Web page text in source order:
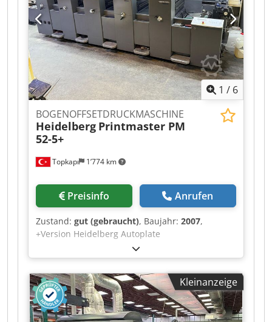
1 / 6
Topkapı 1’774 km
BOGENOFFSETDRUCKMASCHINE
Heidelberg Printmaster PM
52-5+
Preisinfo Anrufen
Zustand: gut (gebraucht), Baujahr: 2007,
+Version Heidelberg Autoplate
(Halbautomatischer Plattenwechsel
Farbwalzenwascheinrichtung Chsdpfxsw A Rgyo
Aizja Baldwin Kühlung Prinect Classic Center
Steuerpult Pudereinrichtung Alcolor
Filmfeuchtwerk Druckzahlerstand: 115 Mio.
Kleinanzeige